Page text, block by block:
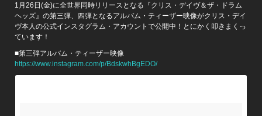
1月26日(金)に全世界同時リリースとなる『クリス・デイヴ＆ザ・ドラム
ヘッズ』の第三弾、四弾となるアルバム・ティーザー映像がクリス・デイ
ヴ本人の公式インスタグラム・アカウントで公開中！とにかく叩きまくっ
ています！
■第三弾アルバム・ティーザー映像
https://www.instagram.com/p/BdskwhBgEDO/